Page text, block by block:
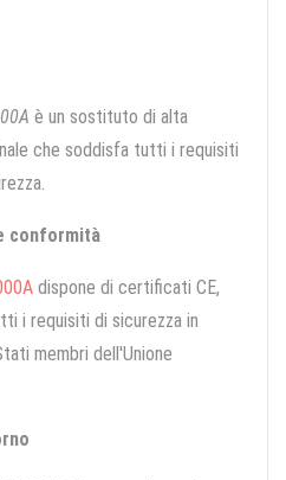
è un sostituto di alta
che soddisfa tutti i requisiti
conformità
dispone di certificati CE,
i requisiti di sicurezza in
membri dell'Unione